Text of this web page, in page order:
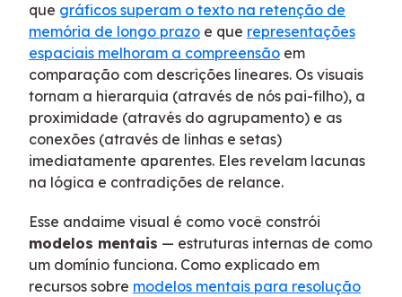
que gráficos superam o texto na retenção de
memória de longo prazo e que representações
espaciais melhoram a compreensão em
comparação com descrições lineares. Os visuais
tornam a hierarquia (através de nós pai-filho), a
proximidade (através do agrupamento) e as
conexões (através de linhas e setas)
imediatamente aparentes. Eles revelam lacunas
na lógica e contradições de relance.
Esse andaime visual é como você constrói
modelos mentais — estruturas internas de como
um domínio funciona. Como explicado em
recursos sobre modelos mentais para resolução